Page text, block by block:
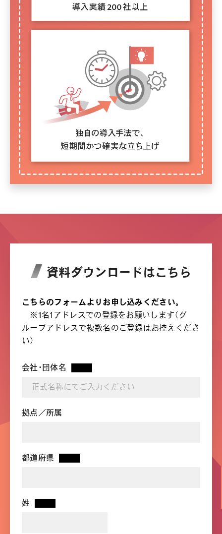
資料ダウンロードはこちら
こちらのフォームよりお申し込みください。
※1名1アドレスでの登録をお願いします（グ
ループアドレスで複数名のご登録はお控えくださ
い）
会社・団体名
拠点／所属
都道府県
姓